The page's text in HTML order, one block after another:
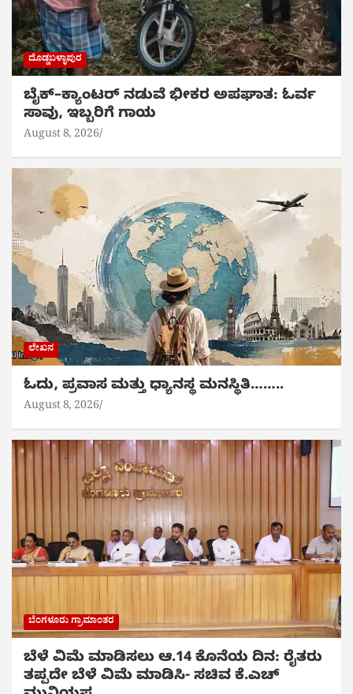
ದೊಡ್ಡಬಳ್ಳಾಪುರ
ಬೈಕ್‌–ಕ್ಯಾಂಟರ್ ನಡುವೆ ಭೀಕರ ಅಪಘಾತ: ಓರ್ವ
ಸಾವು, ಇಬ್ಬರಿಗೆ ಗಾಯ
August 8, 2026
ಲೇಖನ
ಓದು, ಪ್ರವಾಸ ಮತ್ತು ಧ್ಯಾನಸ್ಥ ಮನಸ್ಥಿತಿ……..
August 8, 2026
ಬೆಂಗಳೂರು ಗ್ರಾಮಾಂತರ
ಬೆಳೆ ವಿಮೆ ಮಾಡಿಸಲು ಆ.14 ಕೊನೆಯ ದಿನ: ರೈತರು
ತಪ್ಪದೇ ಬೆಳೆ ವಿಮೆ ಮಾಡಿಸಿ- ಸಚಿವ ಕೆ.ಎಚ್